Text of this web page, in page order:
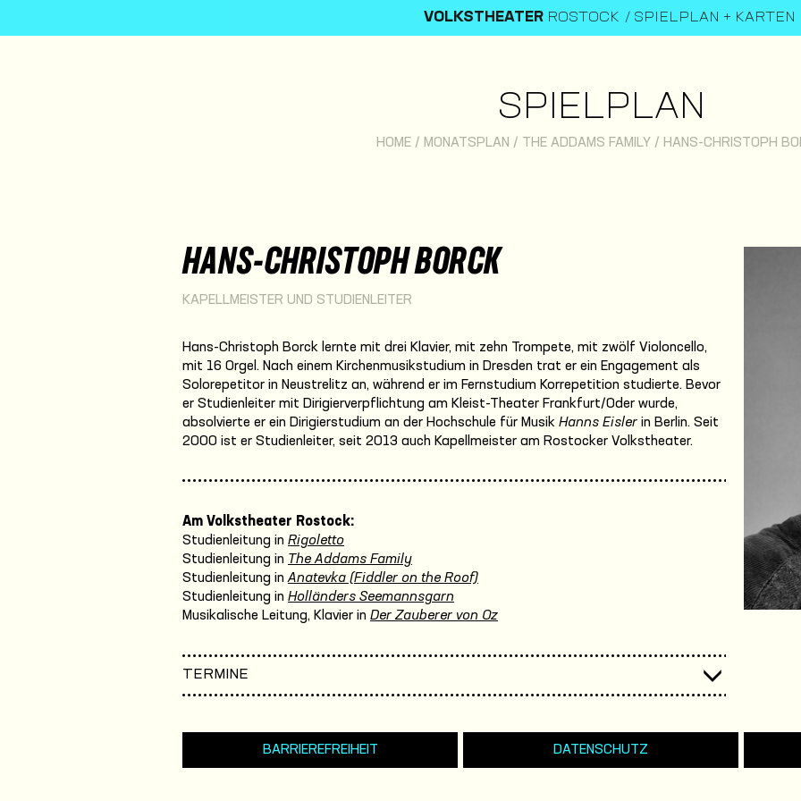
VOLKSTHEATER ROSTOCK SPIELPLAN + KARTEN
SPIELPLAN
HOME / MONATSPLAN / THE ADDAMS FAMILY / HANS-CHRISTOPH
HANS-CHRISTOPH BORCK
KAPELLMEISTER UND STUDIENLEITER
Hans-Christoph Borck lernte mit drei Klavier, mit zehn Trompete, mit zwölf Violoncello,
mit 16 Orgel. Nach einem Kirchenmusikstudium in Dresden trat er ein Engagement als
Solorepetitor in Neustrelitz an, während er im Fernstudium Korrepetition studierte. Bevor
er Studienleiter mit Dirigierverpflichtung am Kleist-Theater Frankfurt/Oder wurde,
absolvierte er ein Dirigierstudium an der Hochschule für Musik Hanns Eisler in Berlin. Seit
2000 ist er Studienleiter, seit 2013 auch Kapellmeister am Rostocker Volkstheater.
Am Volkstheater Rostock:
Studienleitung in Rigoletto
Studienleitung in The Addams Family
Studienleitung in Anatevka (Fiddler on the Roof)
Studienleitung in Holländers Seemannsgarn
Musikalische Leitung, Klavier in Der Zauberer von Oz
TERMINE
BARRIEREFREIHEIT DATENSCHUTZ